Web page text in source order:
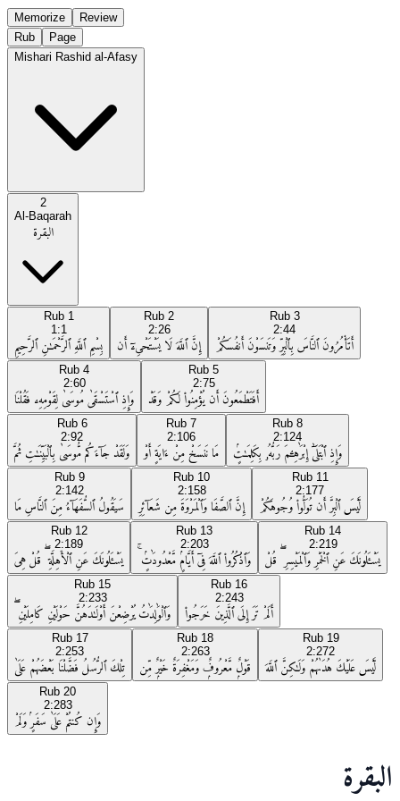
Memorize
Review
Rub
Page
Mishari Rashid al-Afasy
2
Al-Baqarah
البقرة
Rub 1
1:1
بِسْمِ ٱللَّهِ ٱلرَّحْمَـٰنِ ٱلرَّحِيمِ
Rub 2
2:26
إِنَّ ٱللَّهَ لَا يَسْتَحْىِۦٓ أَن
Rub 3
2:44
أَتَأْمُرُونَ ٱلنَّاسَ بِٱلْبِرِّ وَتَنسَوْنَ أَنفُسَكُمْ
Rub 4
2:60
وَإِذِ ٱسْتَسْقَىٰ مُوسَىٰ لِقَوْمِهِۦ فَقُلْنَا
Rub 5
2:75
أَفَتَطْمَعُونَ أَن يُؤْمِنُوا۟ لَكُمْ وَقَدْ
Rub 6
2:92
وَلَقَدْ جَآءَكُم مُّوسَىٰ بِٱلْبَيِّنَـٰتِ ثُمَّ
Rub 7
2:106
مَا نَنسَخْ مِنْ ءَايَةٍ أَوْ
Rub 8
2:124
وَإِذِ ٱبْتَلَىٰٓ إِبْرَٰهِـۧمَ رَبُّهُۥ بِكَلِمَـٰتٍۢ
Rub 9
2:142
سَيَقُولُ ٱلسُّفَهَآءُ مِنَ ٱلنَّاسِ مَا
Rub 10
2:158
إِنَّ ٱلصَّفَا وَٱلْمَرْوَةَ مِن شَعَآئِرِ
Rub 11
2:177
لَّيْسَ ٱلْبِرَّ أَن تُوَلُّوا۟ وُجُوهَكُمْ
Rub 12
2:189
يَسْـَٔلُونَكَ عَنِ ٱلْأَهِلَّةِ ۖ قُلْ هِىَ
Rub 13
2:203
وَٱذْكُرُوا۟ ٱللَّهَ فِىٓ أَيَّامٍۢ مَّعْدُودَٰتٍۢ ۚ
Rub 14
2:219
يَسْـَٔلُونَكَ عَنِ ٱلْخَمْرِ وَٱلْمَيْسِرِ ۖ قُلْ
Rub 15
2:233
وَٱلْوَٰلِدَٰتُ يُرْضِعْنَ أَوْلَـٰدَهُنَّ حَوْلَيْنِ كَامِلَيْنِ ۖ
Rub 16
2:243
أَلَمْ تَرَ إِلَى ٱلَّذِينَ خَرَجُوا۟
Rub 17
2:253
تِلْكَ ٱلرُّسُلُ فَضَّلْنَا بَعْضَهُمْ عَلَىٰ
Rub 18
2:263
قَوْلٌۭ مَّعْرُوفٌۭ وَمَغْفِرَةٌ خَيْرٌۭ مِّن
Rub 19
2:272
لَّيْسَ عَلَيْكَ هُدَىٰهُمْ وَلَـٰكِنَّ ٱللَّهَ
Rub 20
2:283
وَإِن كُنتُمْ عَلَىٰ سَفَرٍۢ وَلَمْ
البقرة